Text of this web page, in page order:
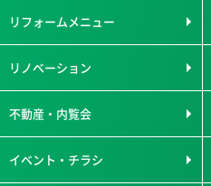
リフォームメニュー
リノベーション
不動産・内覧会
イベント・チラシ